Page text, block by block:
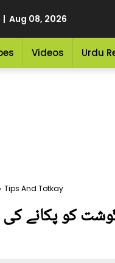
Aug 08, 2026
Videos Urdu
Tips And Totkay
کو پکانے کی